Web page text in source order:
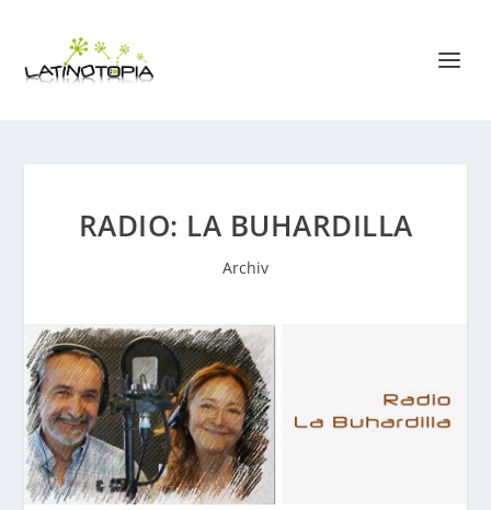
RADIO: LA BUHARDILLA
Archiv